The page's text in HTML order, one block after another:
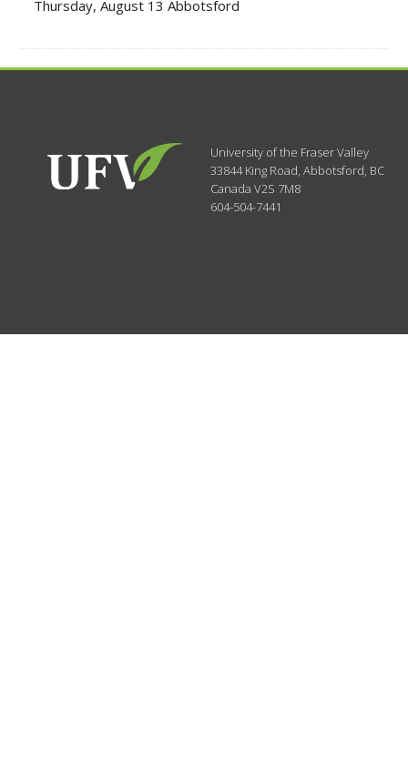
Thursday, August 13 Abbotsford
University of the Fraser Valley
33844 King Road,Abbotsford, BC
CanadaV2S 7M8
604-504-7441